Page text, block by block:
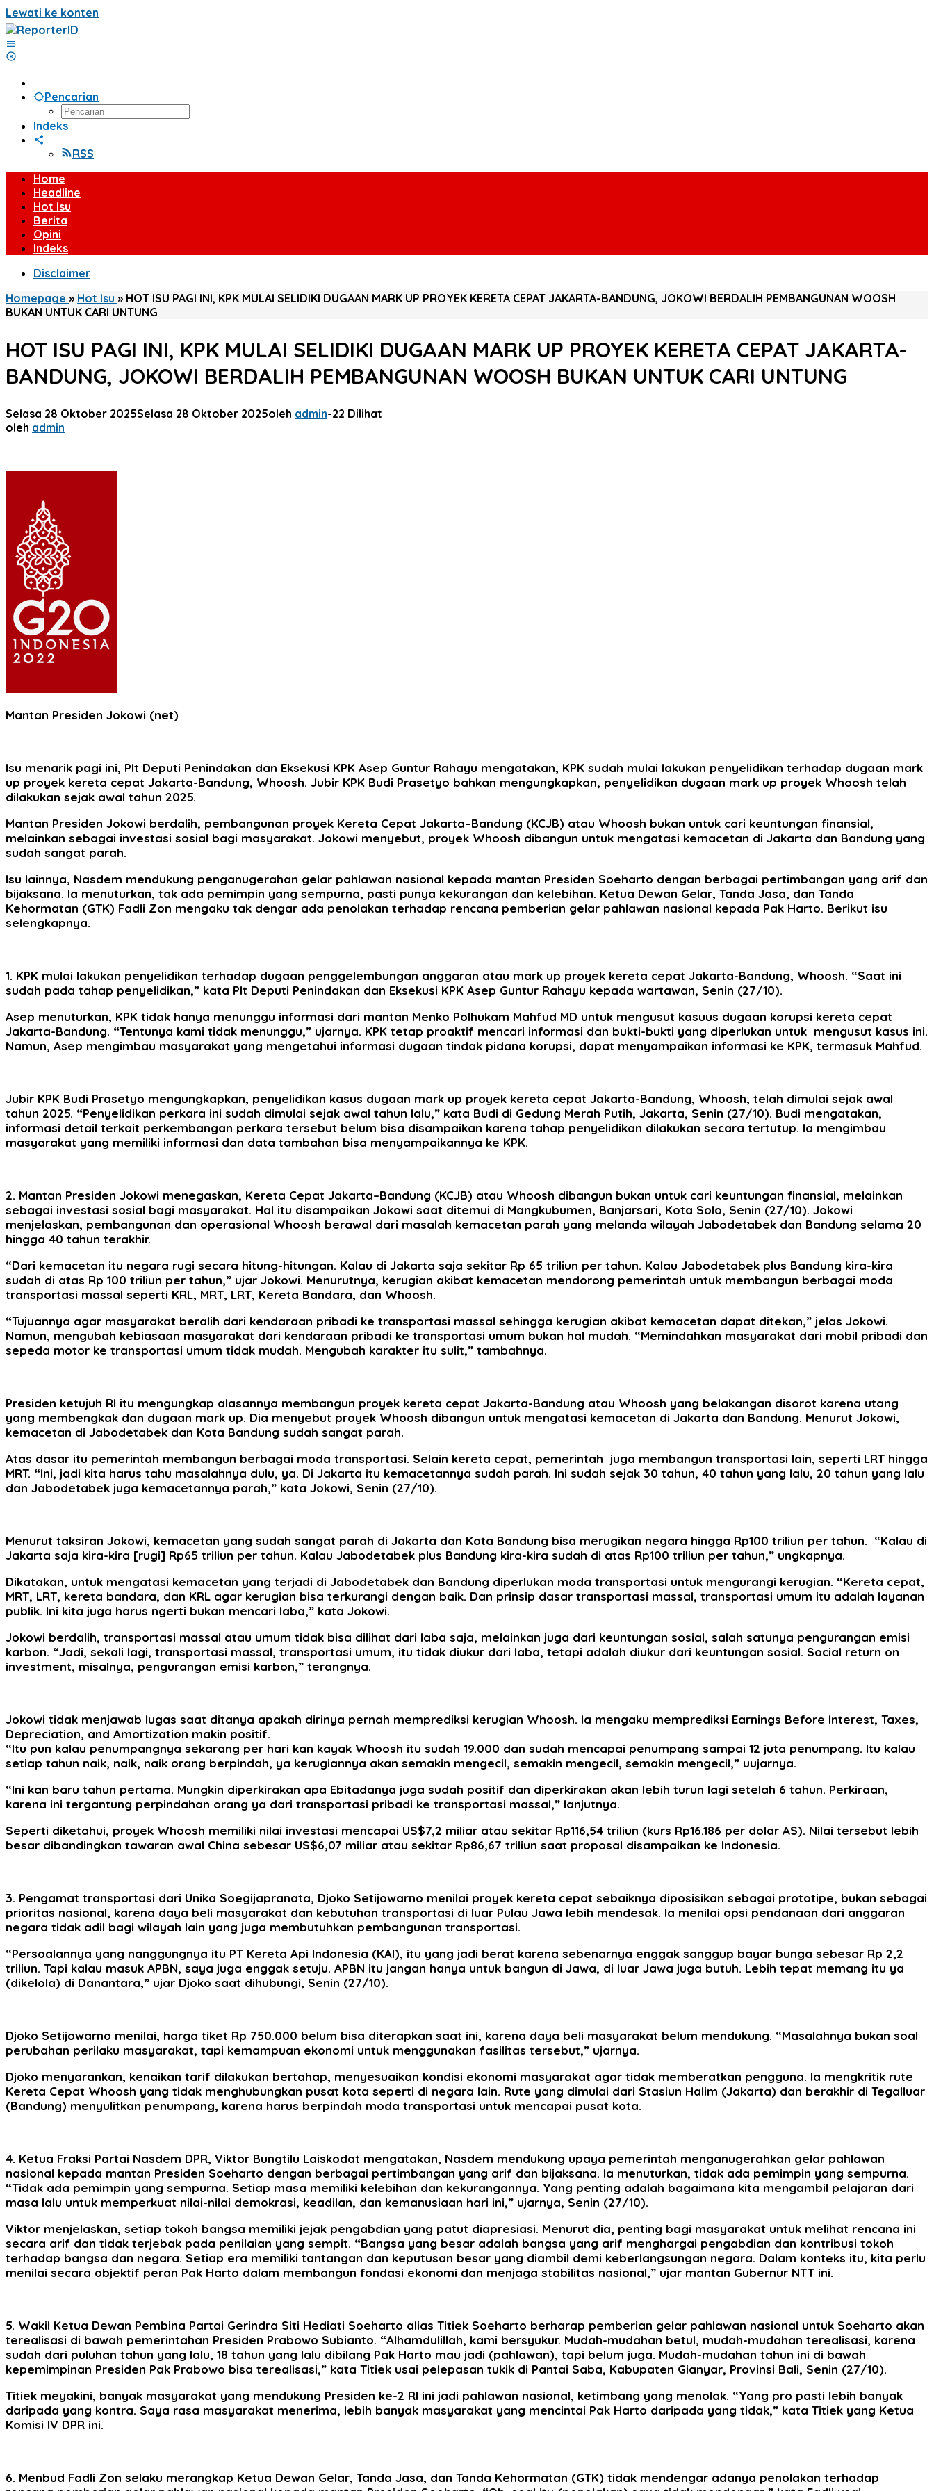
Lewati ke konten
Pencarian
Indeks
RSS
Home
Headline
Hot Isu
Berita
Opini
Indeks
Disclaimer
Homepage » Hot Isu » HOT ISU PAGI INI, KPK MULAI SELIDIKI DUGAAN MARK UP PROYEK KERETA CEPAT JAKARTA-BANDUNG, JOKOWI BERDALIH PEMBANGUNAN WOOSH
BUKAN UNTUK CARI UNTUNG
HOT ISU PAGI INI, KPK MULAI SELIDIKI DUGAAN MARK UP PROYEK KERETA CEPAT JAKARTA-
BANDUNG, JOKOWI BERDALIH PEMBANGUNAN WOOSH BUKAN UNTUK CARI UNTUNG
Selasa 28 Oktober 2025Selasa 28 Oktober 2025oleh admin-22 Dilihat
oleh admin
Mantan Presiden Jokowi (net)
Isu menarik pagi ini, Plt Deputi Penindakan dan Eksekusi KPK Asep Guntur Rahayu mengatakan, KPK sudah mulai lakukan penyelidikan terhadap dugaan mark
up proyek kereta cepat Jakarta-Bandung, Whoosh. Jubir KPK Budi Prasetyo bahkan mengungkapkan, penyelidikan dugaan mark up proyek Whoosh telah
dilakukan sejak awal tahun 2025.
Mantan Presiden Jokowi berdalih, pembangunan proyek Kereta Cepat Jakarta–Bandung (KCJB) atau Whoosh bukan untuk cari keuntungan finansial,
melainkan sebagai investasi sosial bagi masyarakat. Jokowi menyebut, proyek Whoosh dibangun untuk mengatasi kemacetan di Jakarta dan Bandung yang
sudah sangat parah.
Isu lainnya, Nasdem mendukung penganugerahan gelar pahlawan nasional kepada mantan Presiden Soeharto dengan berbagai pertimbangan yang arif dan
bijaksana. Ia menuturkan, tak ada pemimpin yang sempurna, pasti punya kekurangan dan kelebihan. Ketua Dewan Gelar, Tanda Jasa, dan Tanda
Kehormatan (GTK) Fadli Zon mengaku tak dengar ada penolakan terhadap rencana pemberian gelar pahlawan nasional kepada Pak Harto. Berikut isu
selengkapnya.
1. KPK mulai lakukan penyelidikan terhadap dugaan penggelembungan anggaran atau mark up proyek kereta cepat Jakarta-Bandung, Whoosh. “Saat ini
sudah pada tahap penyelidikan,” kata Plt Deputi Penindakan dan Eksekusi KPK Asep Guntur Rahayu kepada wartawan, Senin (27/10).
Asep menuturkan, KPK tidak hanya menunggu informasi dari mantan Menko Polhukam Mahfud MD untuk mengusut kasuus dugaan korupsi kereta cepat
Jakarta-Bandung. “Tentunya kami tidak menunggu,” ujarnya. KPK tetap proaktif mencari informasi dan bukti-bukti yang diperlukan untuk mengusut kasus ini.
Namun, Asep mengimbau masyarakat yang mengetahui informasi dugaan tindak pidana korupsi, dapat menyampaikan informasi ke KPK, termasuk Mahfud.
Jubir KPK Budi Prasetyo mengungkapkan, penyelidikan kasus dugaan mark up proyek kereta cepat Jakarta-Bandung, Whoosh, telah dimulai sejak awal
tahun 2025. “Penyelidikan perkara ini sudah dimulai sejak awal tahun lalu,” kata Budi di Gedung Merah Putih, Jakarta, Senin (27/10). Budi mengatakan,
informasi detail terkait perkembangan perkara tersebut belum bisa disampaikan karena tahap penyelidikan dilakukan secara tertutup. Ia mengimbau
masyarakat yang memiliki informasi dan data tambahan bisa menyampaikannya ke KPK.
2. Mantan Presiden Jokowi menegaskan, Kereta Cepat Jakarta–Bandung (KCJB) atau Whoosh dibangun bukan untuk cari keuntungan finansial, melainkan
sebagai investasi sosial bagi masyarakat. Hal itu disampaikan Jokowi saat ditemui di Mangkubumen, Banjarsari, Kota Solo, Senin (27/10). Jokowi
menjelaskan, pembangunan dan operasional Whoosh berawal dari masalah kemacetan parah yang melanda wilayah Jabodetabek dan Bandung selama 20
hingga 40 tahun terakhir.
“Dari kemacetan itu negara rugi secara hitung-hitungan. Kalau di Jakarta saja sekitar Rp 65 triliun per tahun. Kalau Jabodetabek plus Bandung kira-kira
sudah di atas Rp 100 triliun per tahun,” ujar Jokowi. Menurutnya, kerugian akibat kemacetan mendorong pemerintah untuk membangun berbagai moda
transportasi massal seperti KRL, MRT, LRT, Kereta Bandara, dan Whoosh.
“Tujuannya agar masyarakat beralih dari kendaraan pribadi ke transportasi massal sehingga kerugian akibat kemacetan dapat ditekan,” jelas Jokowi.
Namun, mengubah kebiasaan masyarakat dari kendaraan pribadi ke transportasi umum bukan hal mudah. “Memindahkan masyarakat dari mobil pribadi dan
sepeda motor ke transportasi umum tidak mudah. Mengubah karakter itu sulit,” tambahnya.
Presiden ketujuh RI itu mengungkap alasannya membangun proyek kereta cepat Jakarta-Bandung atau Whoosh yang belakangan disorot karena utang
yang membengkak dan dugaan mark up. Dia menyebut proyek Whoosh dibangun untuk mengatasi kemacetan di Jakarta dan Bandung. Menurut Jokowi,
kemacetan di Jabodetabek dan Kota Bandung sudah sangat parah.
Atas dasar itu pemerintah membangun berbagai moda transportasi. Selain kereta cepat, pemerintah juga membangun transportasi lain, seperti LRT hingga
MRT. “Ini, jadi kita harus tahu masalahnya dulu, ya. Di Jakarta itu kemacetannya sudah parah. Ini sudah sejak 30 tahun, 40 tahun yang lalu, 20 tahun yang lalu
dan Jabodetabek juga kemacetannya parah,” kata Jokowi, Senin (27/10).
Menurut taksiran Jokowi, kemacetan yang sudah sangat parah di Jakarta dan Kota Bandung bisa merugikan negara hingga Rp100 triliun per tahun. “Kalau di
Jakarta saja kira-kira [rugi] Rp65 triliun per tahun. Kalau Jabodetabek plus Bandung kira-kira sudah di atas Rp100 triliun per tahun,” ungkapnya.
Dikatakan, untuk mengatasi kemacetan yang terjadi di Jabodetabek dan Bandung diperlukan moda transportasi untuk mengurangi kerugian. “Kereta cepat,
MRT, LRT, kereta bandara, dan KRL agar kerugian bisa terkurangi dengan baik. Dan prinsip dasar transportasi massal, transportasi umum itu adalah layanan
publik. Ini kita juga harus ngerti bukan mencari laba,” kata Jokowi.
Jokowi berdalih, transportasi massal atau umum tidak bisa dilihat dari laba saja, melainkan juga dari keuntungan sosial, salah satunya pengurangan emisi
karbon. “Jadi, sekali lagi, transportasi massal, transportasi umum, itu tidak diukur dari laba, tetapi adalah diukur dari keuntungan sosial. Social return on
investment, misalnya, pengurangan emisi karbon,” terangnya.
Jokowi tidak menjawab lugas saat ditanya apakah dirinya pernah memprediksi kerugian Whoosh. Ia mengaku memprediksi Earnings Before Interest, Taxes,
Depreciation, and Amortization makin positif.
“Itu pun kalau penumpangnya sekarang per hari kan kayak Whoosh itu sudah 19.000 dan sudah mencapai penumpang sampai 12 juta penumpang. Itu kalau
setiap tahun naik, naik, naik orang berpindah, ya kerugiannya akan semakin mengecil, semakin mengecil, semakin mengecil,” uujarnya.
“Ini kan baru tahun pertama. Mungkin diperkirakan apa Ebitadanya juga sudah positif dan diperkirakan akan lebih turun lagi setelah 6 tahun. Perkiraan,
karena ini tergantung perpindahan orang ya dari transportasi pribadi ke transportasi massal,” lanjutnya.
Seperti diketahui, proyek Whoosh memiliki nilai investasi mencapai US$7,2 miliar atau sekitar Rp116,54 triliun (kurs Rp16.186 per dolar AS). Nilai tersebut lebih
besar dibandingkan tawaran awal China sebesar US$6,07 miliar atau sekitar Rp86,67 triliun saat proposal disampaikan ke Indonesia.
3. Pengamat transportasi dari Unika Soegijapranata, Djoko Setijowarno menilai proyek kereta cepat sebaiknya diposisikan sebagai prototipe, bukan sebagai
prioritas nasional, karena daya beli masyarakat dan kebutuhan transportasi di luar Pulau Jawa lebih mendesak. Ia menilai opsi pendanaan dari anggaran
negara tidak adil bagi wilayah lain yang juga membutuhkan pembangunan transportasi.
“Persoalannya yang nanggungnya itu PT Kereta Api Indonesia (KAI), itu yang jadi berat karena sebenarnya enggak sanggup bayar bunga sebesar Rp 2,2
triliun. Tapi kalau masuk APBN, saya juga enggak setuju. APBN itu jangan hanya untuk bangun di Jawa, di luar Jawa juga butuh. Lebih tepat memang itu ya
(dikelola) di Danantara,” ujar Djoko saat dihubungi, Senin (27/10).
Djoko Setijowarno menilai, harga tiket Rp 750.000 belum bisa diterapkan saat ini, karena daya beli masyarakat belum mendukung. “Masalahnya bukan soal
perubahan perilaku masyarakat, tapi kemampuan ekonomi untuk menggunakan fasilitas tersebut,” ujarnya.
Djoko menyarankan, kenaikan tarif dilakukan bertahap, menyesuaikan kondisi ekonomi masyarakat agar tidak memberatkan pengguna. Ia mengkritik rute
Kereta Cepat Whoosh yang tidak menghubungkan pusat kota seperti di negara lain. Rute yang dimulai dari Stasiun Halim (Jakarta) dan berakhir di Tegalluar
(Bandung) menyulitkan penumpang, karena harus berpindah moda transportasi untuk mencapai pusat kota.
4. Ketua Fraksi Partai Nasdem DPR, Viktor Bungtilu Laiskodat mengatakan, Nasdem mendukung upaya pemerintah menganugerahkan gelar pahlawan
nasional kepada mantan Presiden Soeharto dengan berbagai pertimbangan yang arif dan bijaksana. Ia menuturkan, tidak ada pemimpin yang sempurna.
“Tidak ada pemimpin yang sempurna. Setiap masa memiliki kelebihan dan kekurangannya. Yang penting adalah bagaimana kita mengambil pelajaran dari
masa lalu untuk memperkuat nilai-nilai demokrasi, keadilan, dan kemanusiaan hari ini,” ujarnya, Senin (27/10).
Viktor menjelaskan, setiap tokoh bangsa memiliki jejak pengabdian yang patut diapresiasi. Menurut dia, penting bagi masyarakat untuk melihat rencana ini
secara arif dan tidak terjebak pada penilaian yang sempit. “Bangsa yang besar adalah bangsa yang arif menghargai pengabdian dan kontribusi tokoh
terhadap bangsa dan negara. Setiap era memiliki tantangan dan keputusan besar yang diambil demi keberlangsungan negara. Dalam konteks itu, kita perlu
menilai secara objektif peran Pak Harto dalam membangun fondasi ekonomi dan menjaga stabilitas nasional,” ujar mantan Gubernur NTT ini.
5. Wakil Ketua Dewan Pembina Partai Gerindra Siti Hediati Soeharto alias Titiek Soeharto berharap pemberian gelar pahlawan nasional untuk Soeharto akan
terealisasi di bawah pemerintahan Presiden Prabowo Subianto. “Alhamdulillah, kami bersyukur. Mudah-mudahan betul, mudah-mudahan terealisasi, karena
sudah dari puluhan tahun yang lalu, 18 tahun yang lalu dibilang Pak Harto mau jadi (pahlawan), tapi belum juga. Mudah-mudahan tahun ini di bawah
kepemimpinan Presiden Pak Prabowo bisa terealisasi,” kata Titiek usai pelepasan tukik di Pantai Saba, Kabupaten Gianyar, Provinsi Bali, Senin (27/10).
Titiek meyakini, banyak masyarakat yang mendukung Presiden ke-2 RI ini jadi pahlawan nasional, ketimbang yang menolak. “Yang pro pasti lebih banyak
daripada yang kontra. Saya rasa masyarakat menerima, lebih banyak masyarakat yang mencintai Pak Harto daripada yang tidak,” kata Titiek yang Ketua
Komisi IV DPR ini.
6. Menbud Fadli Zon selaku merangkap Ketua Dewan Gelar, Tanda Jasa, dan Tanda Kehormatan (GTK) tidak mendengar adanya penolakan terhadap